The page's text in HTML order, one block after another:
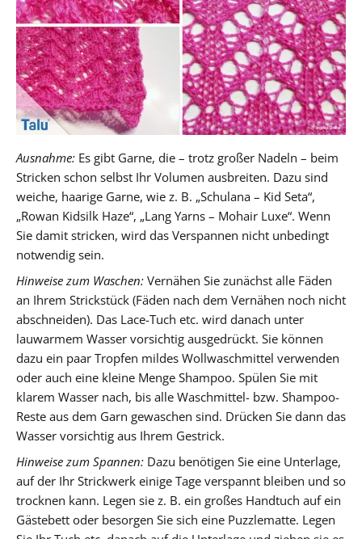
Ausnahme: Es gibt Garne, die – trotz großer Nadeln – beim
Stricken schon selbst Ihr Volumen ausbreiten. Dazu sind
weiche, haarige Garne, wie z. B. „Schulana – Kid Seta“,
„Rowan Kidsilk Haze“, „Lang Yarns – Mohair Luxe“. Wenn
Sie damit stricken, wird das Verspannen nicht unbedingt
notwendig sein.
Hinweise zum Waschen: Vernähen Sie zunächst alle Fäden
an Ihrem Strickstück (Fäden nach dem Vernähen noch nicht
abschneiden). Das Lace-Tuch etc. wird danach unter
lauwarmem Wasser vorsichtig ausgedrückt. Sie können
dazu ein paar Tropfen mildes Wollwaschmittel verwenden
oder auch eine kleine Menge Shampoo. Spülen Sie mit
klarem Wasser nach, bis alle Waschmittel- bzw. Shampoo-
Reste aus dem Garn gewaschen sind. Drücken Sie dann das
Wasser vorsichtig aus Ihrem Gestrick.
Hinweise zum Spannen: Dazu benötigen Sie eine Unterlage,
auf der Ihr Strickwerk einige Tage verspannt bleiben und so
trocknen kann. Legen sie z. B. ein großes Handtuch auf ein
Gästebett oder besorgen Sie sich eine Puzzlematte. Legen